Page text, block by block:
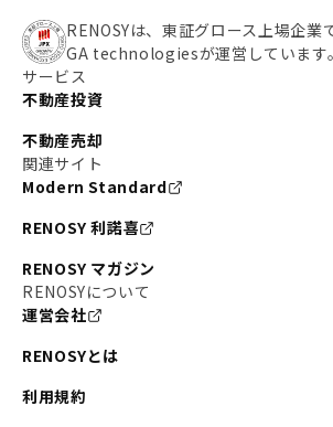
RENOSYは、東証グロース上場企業
GA technologiesが運営しています。
サービス
不動産投資
不動産売却
関連サイト
Modern Standard
RENOSY 利諾喜
RENOSY マガジン
RENOSYについて
運営会社
RENOSYとは
利用規約